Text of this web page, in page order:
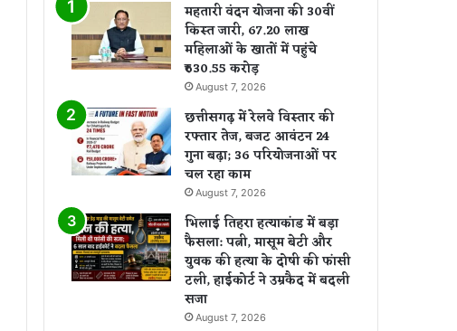
महतारी वंदन योजना की 30वीं
किस्त जारी, 67.20 लाख
महिलाओं के खातों में पहुंचे
₹630.55 करोड़
August 7, 2026
छत्तीसगढ़ में रेलवे विस्तार की
रफ्तार तेज, बजट आवंटन 24
गुना बढ़ा; 36 परियोजनाओं पर
चल रहा काम
August 7, 2026
भिलाई तिहरा हत्याकांड में बड़ा
फैसला: पत्नी, मासूम बेटी और
युवक की हत्या के दोषी की फांसी
टली, हाईकोर्ट ने उम्रकैद में बदली
सजा
August 7, 2026